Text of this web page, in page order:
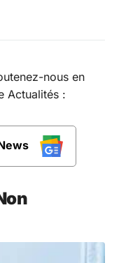
nous en
Actualités :